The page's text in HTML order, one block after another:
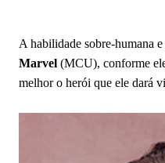
A habilidade sobre-humana
Marvel (MCU), conforme
melhor o herói que ele dará